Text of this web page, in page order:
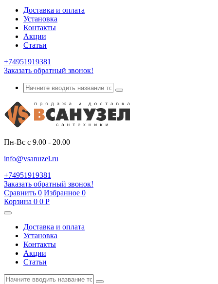
Доставка и оплата
Установка
Контакты
Акции
Статьи
+74951919381
Заказать обратный звонок!
Пн-Вс с 9.00 - 20.00
info@vsanuzel.ru
+74951919381
Заказать обратный звонок!
Сравнить 0 Избранное 0
Корзина 0 0 Р
Доставка и оплата
Установка
Контакты
Акции
Статьи